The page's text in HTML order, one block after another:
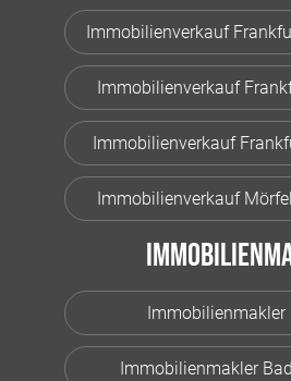
Immobilienverkauf
Immobilienverkauf
Immobilienverkauf
Immobilienverkauf
Immobilienmakler
Immobilienmakler